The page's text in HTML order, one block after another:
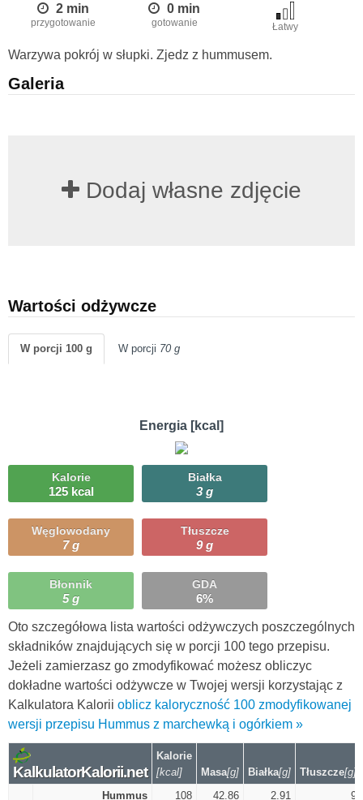
2 min
przygotowanie
0 min
gotowanie Łatwy
Warzywa pokrój w słupki. Zjedz z hummusem.
Galeria
Dodaj własne zdjęcie
Wartości odżywcze
W porcji 100 g W porcji 70 g
Energia [kcal]
Kalorie
125 kcal
Białka
3 g
Węglowodany
7 g
Tłuszcze
9 g
Błonnik
5 g
GDA
6%
Oto szczegółowa lista wartości odżywczych poszczególnych
składników znajdujących się w porcji 100 tego przepisu.
Jeżeli zamierzasz go zmodyfikować możesz obliczyc
dokładne wartości odżywcze w Twojej wersji korzystając z
Kalkulatora Kalorii oblicz kaloryczność 100 zmodyfikowanej
wersji przepisu Hummus z marchewką i ogórkiem »
KalkulatorKalorii.net
Kalorie
[kcal]
Masa[g] Białka[g] Tłuszcze[g]
Hummus
108 42.86 2.91 9